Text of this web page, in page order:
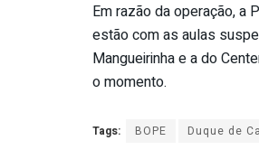
Em razão da operação, a
estão com as aulas
Mangueirinha e a do
o momento.
Tags: BOPE Duque de